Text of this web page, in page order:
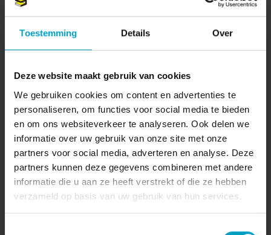
Toestemming Details Over
Deze website maakt gebruik van cookies
We gebruiken cookies om content en advertenties te
personaliseren, om functies voor social media te bieden
en om ons websiteverkeer te analyseren. Ook delen we
informatie over uw gebruik van onze site met onze
partners voor social media, adverteren en analyse. Deze
partners kunnen deze gegevens combineren met andere
informatie die u aan ze heeft verstrekt of die ze hebben
verzameld op basis van uw gebruik van hun services.
Bekijken